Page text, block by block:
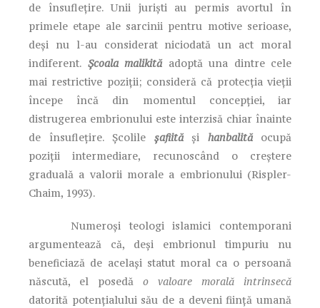
de însuflețire. Unii juriști au permis avortul în
primele etape ale sarcinii pentru motive serioase,
deși nu l-au considerat niciodată un act moral
indiferent. Școala malikită adoptă una dintre cele
mai restrictive poziții; consideră că protecția vieții
începe încă din momentul concepției, iar
distrugerea embrionului este interzisă chiar înainte
de însuflețire. Școlile șafiităși hanbalită ocupă
poziții intermediare, recunoscând o creștere
graduală a valorii morale a embrionului (Rispler-
Chaim, 1993).
Numeroși teologi islamici contemporani
argumentează că, deși embrionul timpuriu nu
beneficiază de același statut moral ca o persoană
născută, el posedă o valoare morală intrinsecă
datorită potențialului său de a deveni ființă umană